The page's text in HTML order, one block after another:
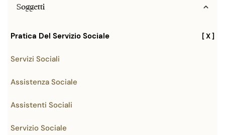
Soggetti
Pratica Del Servizio Sociale [ X ]
Servizi Sociali
Assistenza Sociale
Assistenti Sociali
Servizio Sociale